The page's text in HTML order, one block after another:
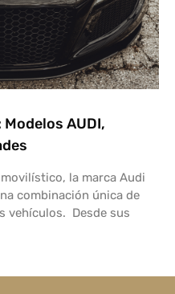
AUDI,
la marca Audi
combinación única de
vehículos. Desde sus